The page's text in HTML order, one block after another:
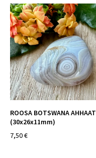
ROOSA BOTSWANA AHHAAT
(30x26x11mm)
7,50 €